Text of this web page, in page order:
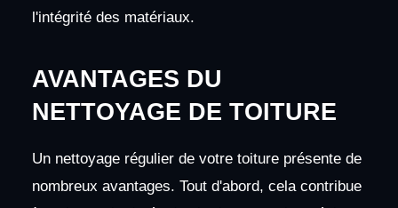
l'intégrité des matériaux.
AVANTAGES DU
NETTOYAGE DE TOITURE
Un nettoyage régulier de votre toiture présente de
nombreux avantages. Tout d'abord, cela contribue